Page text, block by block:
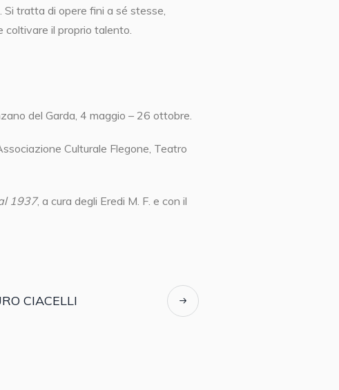
Si tratta di opere fini a sé stesse,
coltivare il proprio talento.
del Garda, 4 maggio – 26 ottobre.
Culturale Flegone, Teatro
1937, a cura degli Eredi M. F. e con il
CIACELLI